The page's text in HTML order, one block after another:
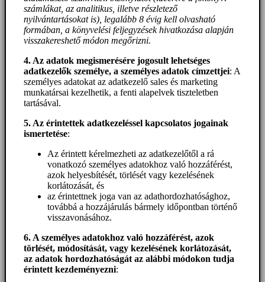
számlákat, az analitikus, illetve részletező
nyilvántartásokat is), legalább 8 évig kell olvasható
formában, a könyvelési feljegyzések hivatkozása alapján
visszakereshető módon megőrizni.
4. Az adatok megismerésére jogosult lehetséges
adatkezelők személye, a személyes adatok címzettjei: A
személyes adatokat az adatkezelő sales és marketing
munkatársai kezelhetik, a fenti alapelvek tiszteletben
tartásával.
5. Az érintettek adatkezeléssel kapcsolatos jogainak
ismertetése:
Az érintett kérelmezheti az adatkezelőtől a rá
vonatkozó személyes adatokhoz való hozzáférést,
azok helyesbítését, törlését vagy kezelésének
korlátozását, és
az érintettnek joga van az adathordozhatósághoz,
továbbá a hozzájárulás bármely időpontban történő
visszavonásához.
6. A személyes adatokhoz való hozzáférést, azok
törlését, módosítását, vagy kezelésének korlátozását,
az adatok hordozhatóságát az alábbi módokon tudja
érintett kezdeményezni: